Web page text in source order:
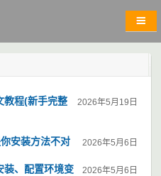
2026年5月19日
程(新手完整
2026年5月6日
安装方法不对
2026年5月6日
装、配置环境变